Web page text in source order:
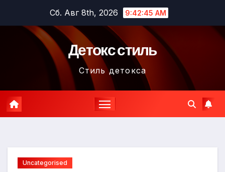
содержимому
Сб. Авг 8th, 2026 9:42:46 AM
Детокс стиль
Стиль детокса
Uncategorised